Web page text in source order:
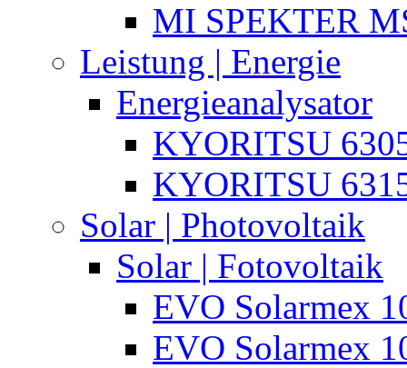
MI SPEKTER
Leistung | Energie
Energieanalysator
KYORITSU
KYORITSU
Solar | Photovoltaik
Solar | Fotovoltaik
EVO Solarmex
EVO Solarmex